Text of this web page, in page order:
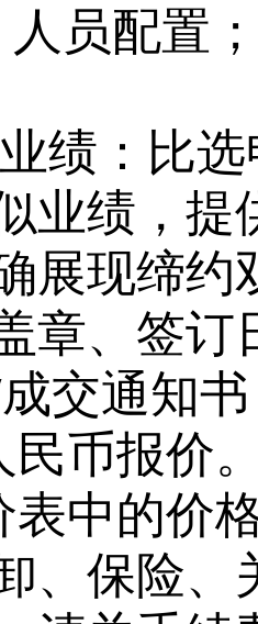
人员配置
绩 ： 比
业绩，提
展现缔约
章、签订
成交通知
民币报价
表中的价
、保险、